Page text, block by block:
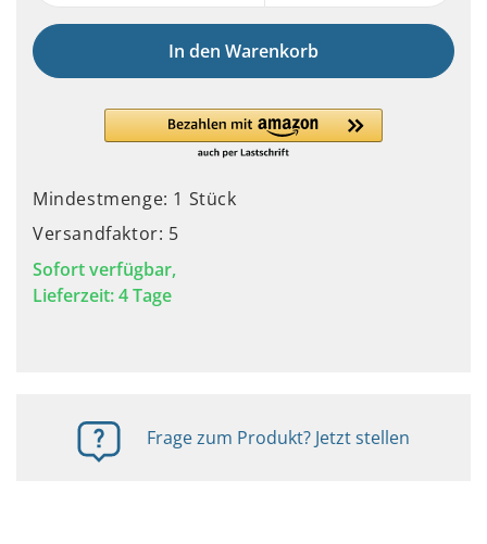
In den Warenkorb
Mindestmenge: 1 Stück
Versandfaktor: 5
Sofort verfügbar,
Lieferzeit: 4 Tage
Frage zum Produkt? Jetzt stellen